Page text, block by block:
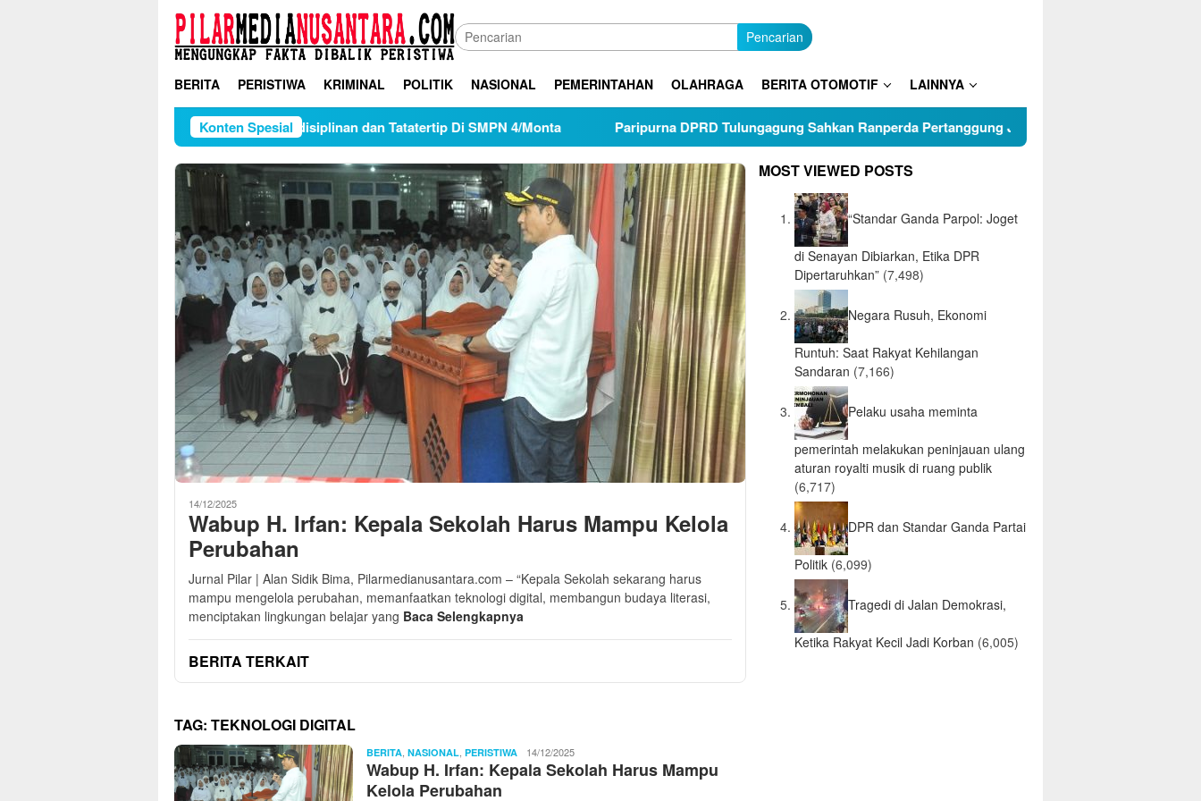
Loncat
konten
Pencarian
BERITA PERISTIWA KRIMINAL POLITIK NASIONAL PEMERINTAHAN OLAHRAGA BERITA OTOMOTIF LAINNYA
Konten Spesial
Juraudah S.Pd Gelar Sosialisasi Kedisiplinan dan Tatatertip Di SMPN 4/Monta Paripurna DPRD Tulungagung Sahkan Ranperda Pertanggung Jawaban APBD 2025
14/12/2025
Wabup H. Irfan: Kepala Sekolah Harus Mampu Kelola
Perubahan
Jurnal Pilar | Alan Sidik Bima, Pilarmedianusantara.com – “Kepala Sekolah sekarang harus
mampu mengelola perubahan, memanfaatkan teknologi digital, membangun budaya literasi,
menciptakan lingkungan belajar yang Baca Selengkapnya
BERITA TERKAIT
TAG: TEKNOLOGI DIGITAL
BERITA NASIONAL PERISTIWA Ibnu
Sayyid
14/12/2025
Wabup H. Irfan: Kepala Sekolah Harus Mampu
Kelola Perubahan
MOST VIEWED POSTS
“Standar Ganda Parpol: Joget
di Senayan Dibiarkan, Etika DPR
Dipertaruhkan” (7,498)
Negara Rusuh, Ekonomi
Runtuh: Saat Rakyat Kehilangan
Sandaran (7,166)
Pelaku usaha meminta
pemerintah melakukan peninjauan ulang
aturan royalti musik di ruang publik
(6,717)
DPR dan Standar Ganda Partai
Politik (6,099)
Tragedi di Jalan Demokrasi,
Ketika Rakyat Kecil Jadi Korban (6,005)